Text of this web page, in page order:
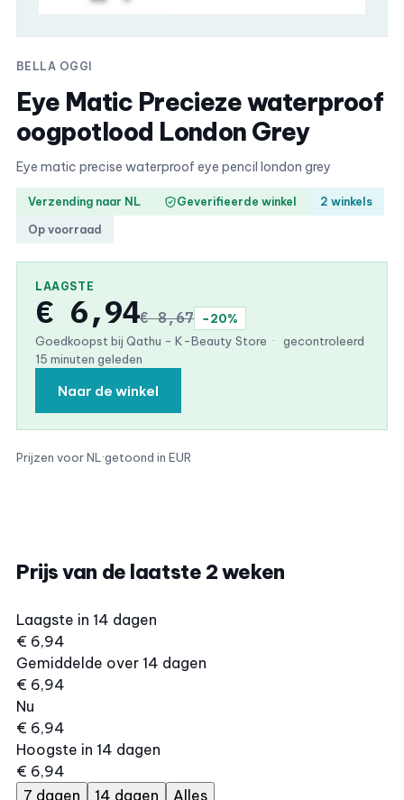
BELLA OGGI
Eye Matic Precieze waterproof
oogpotlood London Grey
Eye matic precise waterproof eye pencil london grey
Verzending naar NL Geverifieerde winkel
2 winkels
Op voorraad
LAAGSTE
€ 6,94€ 8,67
−20%
Goedkoopst bij Qathu - K-Beauty Store ·
gecontroleerd
15 minuten geleden
Naar de winkel
Prijzen voor NL ·getoond in EUR
Prijs van de laatste 2 weken
Laagste in 14 dagen
€ 6,94
Gemiddelde over 14 dagen
€ 6,94
Nu
€ 6,94
Hoogste in 14 dagen
€ 6,94
7 dagen
14 dagen Alles